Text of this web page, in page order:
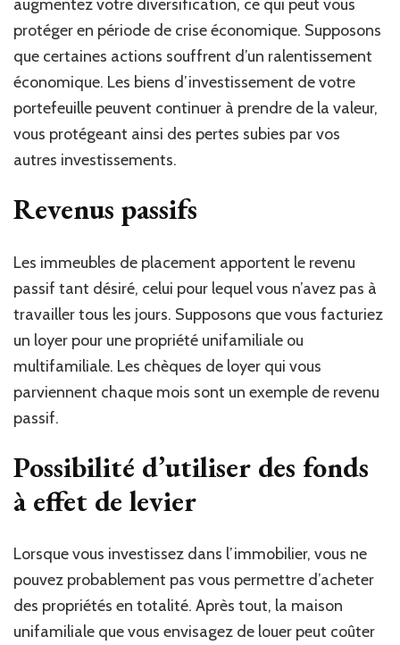
augmentez votre diversification, ce qui peut vous
protéger en période de crise économique. Supposons
que certaines actions souffrent d’un ralentissement
économique. Les biens d’investissement de votre
portefeuille peuvent continuer à prendre de la valeur,
vous protégeant ainsi des pertes subies par vos
autres investissements.
Revenus passifs
Les immeubles de placement apportent le revenu
passif tant désiré, celui pour lequel vous n’avez pas à
travailler tous les jours. Supposons que vous facturiez
un loyer pour une propriété unifamiliale ou
multifamiliale. Les chèques de loyer qui vous
parviennent chaque mois sont un exemple de revenu
passif.
Possibilité d’utiliser des fonds
à effet de levier
Lorsque vous investissez dans l’immobilier, vous ne
pouvez probablement pas vous permettre d’acheter
des propriétés en totalité. Après tout, la maison
unifamiliale que vous envisagez de louer peut coûter